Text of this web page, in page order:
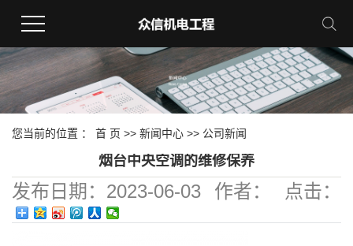
您当前的位置 ： 首 页 >> 新闻中心 >> 公司新闻
烟台中央空调的维修保养
发布日期： 2023-06-03 作者：
点击：
467